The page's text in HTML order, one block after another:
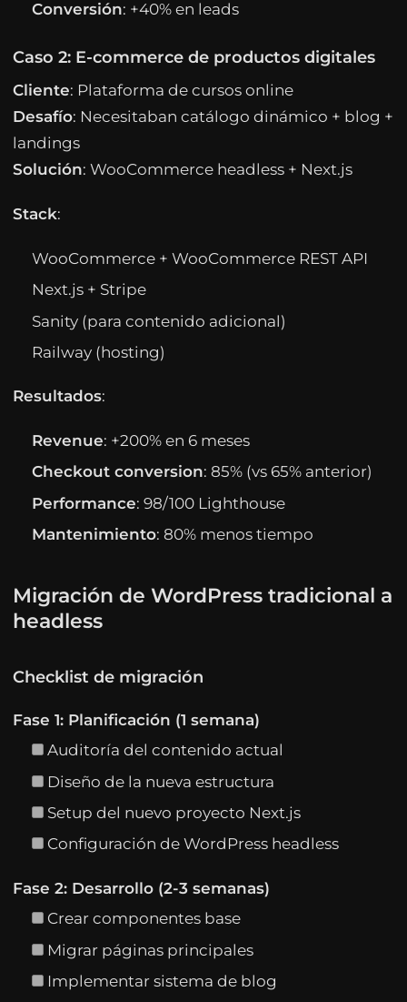
Conversión: +40% en leads
Caso 2: E-commerce de productos digitales
Cliente: Plataforma de cursos online
Desafío: Necesitaban catálogo dinámico + blog +
landings
Solución: WooCommerce headless + Next.js
Stack:
WooCommerce + WooCommerce REST API
Next.js + Stripe
Sanity (para contenido adicional)
Railway (hosting)
Resultados:
Revenue: +200% en 6 meses
Checkout conversion: 85% (vs 65% anterior)
Performance: 98/100 Lighthouse
Mantenimiento: 80% menos tiempo
Migración de WordPress tradicional a
headless
Checklist de migración
Fase 1: Planificación (1 semana)
Auditoría del contenido actual
Diseño de la nueva estructura
Setup del nuevo proyecto Next.js
Configuración de WordPress headless
Fase 2: Desarrollo (2-3 semanas)
Crear componentes base
Migrar páginas principales
Implementar sistema de blog